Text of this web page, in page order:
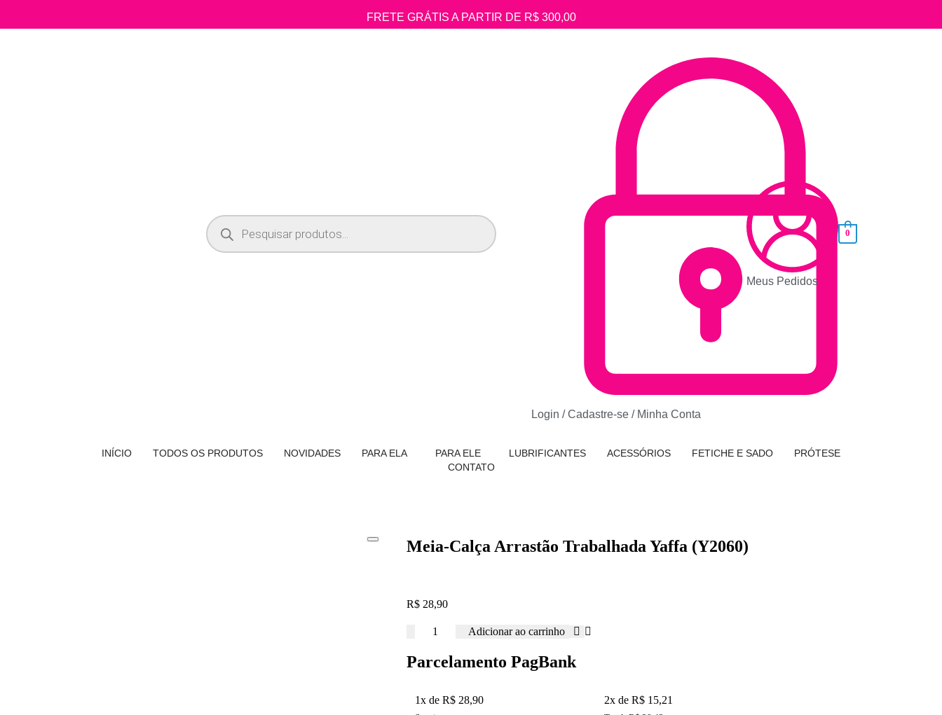
FRETE GRÁTIS A PARTIR DE R$ 300,00
Login / Cadastre-se / Minha Conta
Meus Pedidos
0
INÍCIO TODOS OS PRODUTOS NOVIDADES PARA ELA PARA ELE LUBRIFICANTES ACESSÓRIOS FETICHE E SADO
PRÓTESE
CONTATO
Meia-Calça Arrastão Trabalhada Yaffa (Y2060)
R$ 28,90
Adicionar ao carrinho
Parcelamento PagBank
1x de R$ 28,90 2x de R$ 15,21